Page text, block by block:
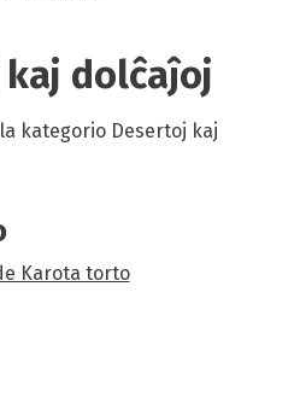
dolĉaĵoj
kategorio Desertoj kaj